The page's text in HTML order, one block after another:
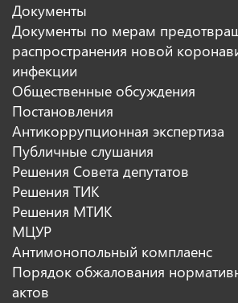
Документы
Документы по мерам
распространения новой
инфекции
Общественные обсуждения
Постановления
Антикоррупционная экспертиза
Публичные слушания
Решения Совета депутатов
Решения ТИК
Решения МТИК
МЦУР
Антимонопольный комплаенс
Порядок обжалования
актов